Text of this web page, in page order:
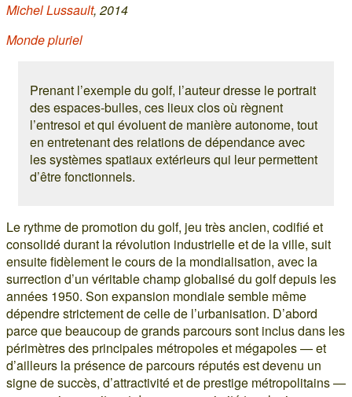
Michel Lussault, 2014
Monde pluriel
Prenant l’exemple du golf, l’auteur dresse le portrait
des espaces-bulles, ces lieux clos où règnent
l’entresoi et qui évoluent de manière autonome, tout
en entretenant des relations de dépendance avec
les systèmes spatiaux extérieurs qui leur permettent
d’être fonctionnels.
Le rythme de promotion du golf, jeu très ancien, codifié et
consolidé durant la révolution industrielle et de la ville, suit
ensuite fidèlement le cours de la mondialisation, avec la
surrection d’un véritable champ globalisé du golf depuis les
années 1950. Son expansion mondiale semble même
dépendre strictement de celle de l’urbanisation. D’abord
parce que beaucoup de grands parcours sont inclus dans les
périmètres des principales métropoles et mégapoles — et
d’ailleurs la présence de parcours réputés est devenu un
signe de succès, d’attractivité et de prestige métropolitains —